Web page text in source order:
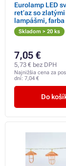
Eurolamp LED
reťaz so zlatými
lampášmi,
biela, 10 ks
Skladom > 20 ks
7,05 €
5,73 € bez DPH
Najnižšia cena za
dní: 7,04 €
Do